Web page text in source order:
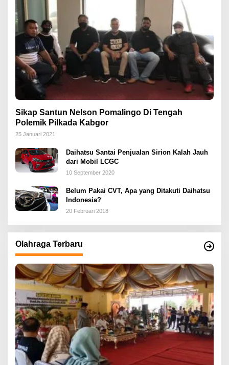
Sikap Santun Nelson Pomalingo Di Tengah
Polemik Pilkada Kabgor
25 Januari 2021
Daihatsu Santai Penjualan Sirion Kalah Jauh
dari Mobil LCGC
10 September 2020
Belum Pakai CVT, Apa yang Ditakuti Daihatsu
Indonesia?
20 Februari 2018
Olahraga Terbaru